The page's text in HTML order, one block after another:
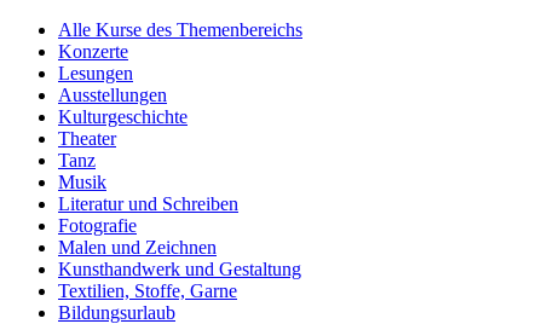
Alle Kurse des Themenbereichs
Konzerte
Lesungen
Ausstellungen
Kulturgeschichte
Theater
Tanz
Musik
Literatur und Schreiben
Fotografie
Malen und Zeichnen
Kunsthandwerk und Gestaltung
Textilien, Stoffe, Garne
Bildungsurlaub